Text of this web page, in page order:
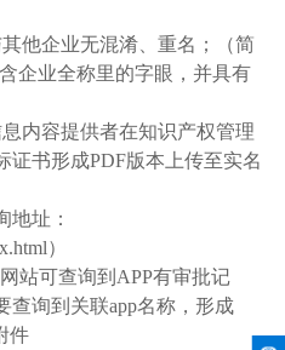
他企业无混淆、重名；（简
企业全称里的字眼，并具有
内容提供者在知识产权管理
证书形成PDF版本上传至实名
地址：
）
站可查询到 APP有审批记
查询到关联app名称，形成
件